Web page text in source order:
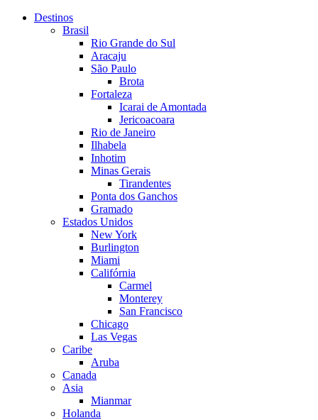
Destinos
Brasil
Rio Grande do Sul
Aracaju
São Paulo
Brota
Fortaleza
Icarai de Amontada
Jericoacoara
Rio de Janeiro
Ilhabela
Inhotim
Minas Gerais
Tirandentes
Ponta dos Ganchos
Gramado
Estados Unidos
New York
Burlington
Miami
Califórnia
Carmel
Monterey
San Francisco
Chicago
Las Vegas
Caribe
Aruba
Canada
Asia
Mianmar
Holanda